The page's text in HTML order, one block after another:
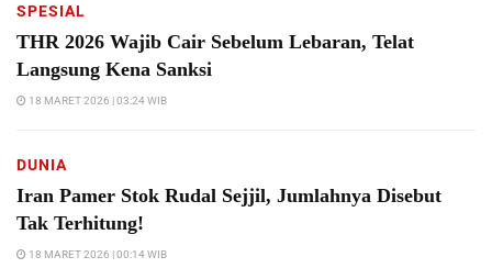
SPESIAL
THR 2026 Wajib Cair Sebelum Lebaran, Telat
Langsung Kena Sanksi
18 MARET 2026 | 03:24 WIB
DUNIA
Iran Pamer Stok Rudal Sejjil, Jumlahnya Disebut
Tak Terhitung!
18 MARET 2026 | 00:14 WIB